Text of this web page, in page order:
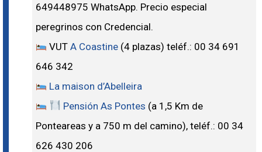
649448975 WhatsApp. Precio especial
peregrinos con Credencial.
VUTA Coastine (4 plazas) teléf.: 00 34 691
646 342
La maison d’Abelleira
Pensión As Pontes (a 1,5 Km de
Ponteareas y a 750 m del camino), teléf.: 00 34
626 430 206